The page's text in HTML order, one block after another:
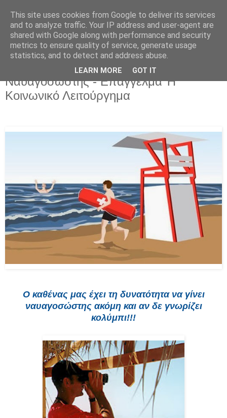
Σάββατο 31 Μαΐου 2025
Ναυαγοσώστης - Επάγγελμα Ή
Κοινωνικό Λειτούργημα
Ο καθένας μας έχει τη δυνατότητα να γίνει
ναυαγοσώστης ακόμη και αν δε γνωρίζει
κολύμπι!!!
This site uses cookies from Google to deliver its services
and to analyze traffic. Your IP address and user-agent are
shared with Google along with performance and security
metrics to ensure quality of service, generate usage
statistics, and to detect and address abuse.
LEARN MORE GOT IT